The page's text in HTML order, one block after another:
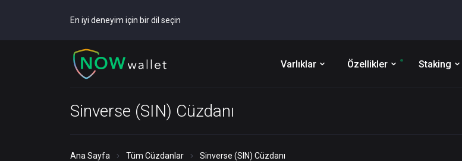
En iyi deneyim için bir dil seçin
Varlıklar Özellikler Staking
Sinverse (SIN) Cüzdanı
Ana Sayfa Tüm Cüzdanlar Sinverse (SIN) Cüzdanı